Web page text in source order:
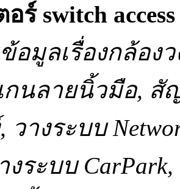
ร์ switch
อมูลเรื่องกล้อง
กนลายนิ้วมือ,
วางระบบ
งระบบ